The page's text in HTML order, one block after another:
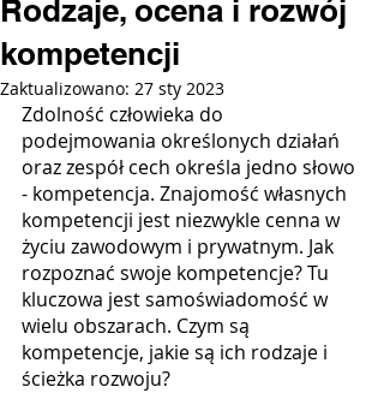
Rodzaje, ocena i rozwój
kompetencji
Zaktualizowano: 27 sty 2023
Zdolność człowieka do
podejmowania określonych działań
oraz zespół cech określa jedno słowo
- kompetencja. Znajomość własnych
kompetencji jest niezwykle cenna w
życiu zawodowym i prywatnym. Jak
rozpoznać swoje kompetencje? Tu
kluczowa jest samoświadomość w
wielu obszarach. Czym są
kompetencje, jakie są ich rodzaje i
ścieżka rozwoju?